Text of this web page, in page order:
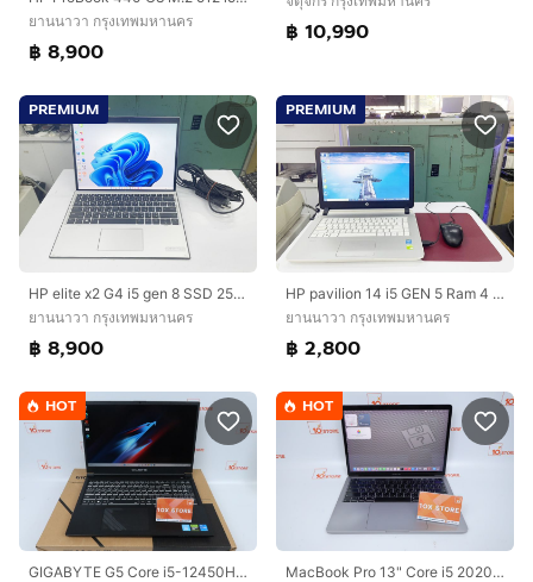
ยานนาวา กรุงเทพมหานคร
฿ 8,900
฿ 10,990
PREMIUM
HP elite x2 G4 i5 gen 8 SSD 256 ทัชสกรีน แบตนาน ใช้งานได้ดี ราคาถูกใจ
ยานนาวา กรุงเทพมหานคร
฿ 8,900
PREMIUM
HP pavilion 14 i5 GEN 5 Ram 4 ใช้งานได้ดี ราคาถูกใจ
ยานนาวา กรุงเทพมหานคร
฿ 2,800
HOT
GIGABYTE G5 Core i5-12450H.RTX4050 RAM16.512GB
HOT
MacBook Pro 13" Core i5 2020 16.512GB